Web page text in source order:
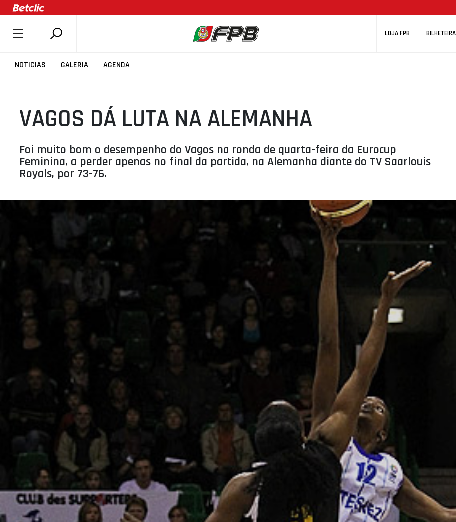
LOJA FPB BILHETEIRA
NOTICIAS GALERIA AGENDA
SOBRE A FPB
COMPETIÇÕES
ASSOCIAÇÕES
CLUBES
AGENTES
AGENDA
SELEÇÕES
MINIBASQUETE
ÁREA TÉCNICA
PROJETOS
VAGOS DÁ LUTA NA ALEMANHA
Foi muito bom o desempenho do Vagos na ronda de quarta-feira da Eurocup
Feminina, a perder apenas no final da partida, na Alemanha diante do TV Saarlouis
Royals, por 73-76.